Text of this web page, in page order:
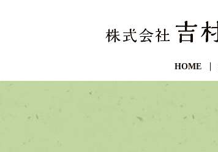
HOME